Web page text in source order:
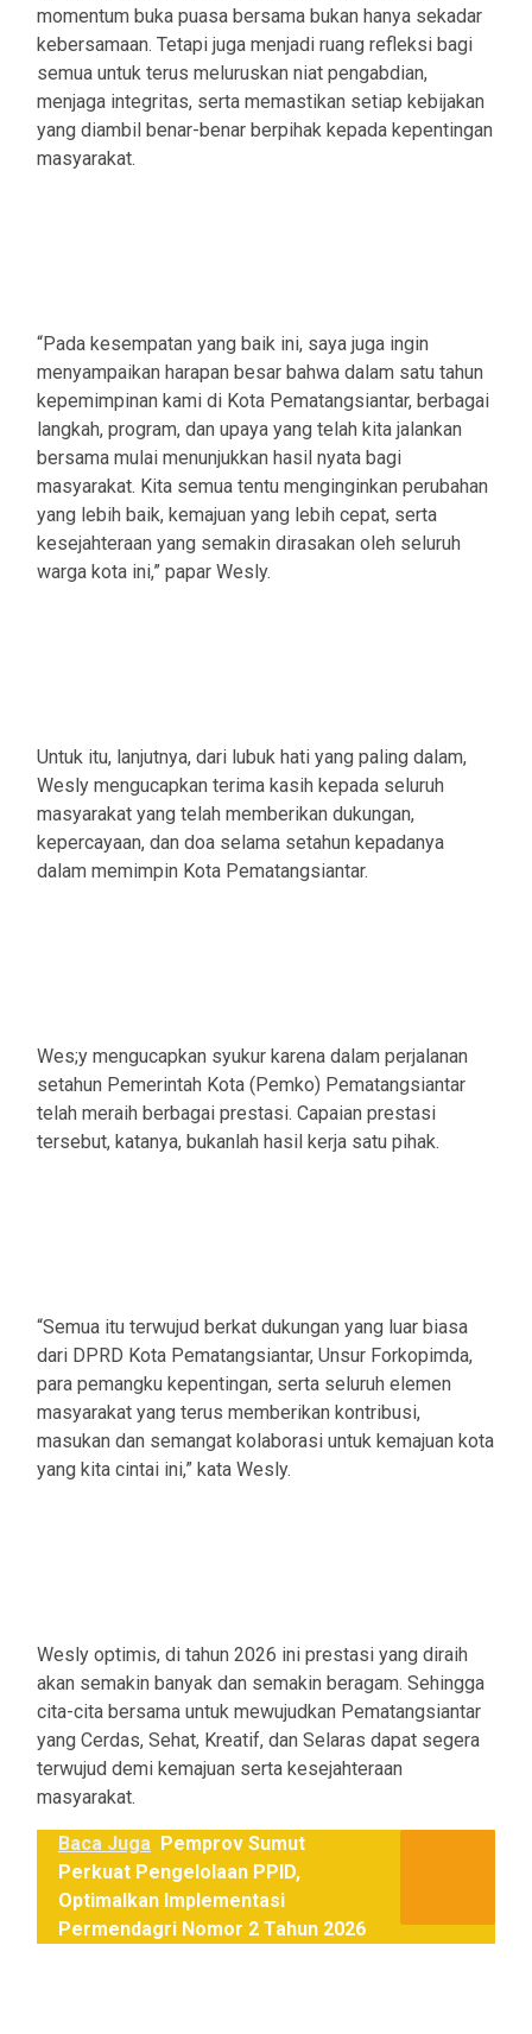
momentum buka puasa bersama bukan hanya sekadar
kebersamaan. Tetapi juga menjadi ruang refleksi bagi
semua untuk terus meluruskan niat pengabdian,
menjaga integritas, serta memastikan setiap kebijakan
yang diambil benar-benar berpihak kepada kepentingan
masyarakat.
“Pada kesempatan yang baik ini, saya juga ingin
menyampaikan harapan besar bahwa dalam satu tahun
kepemimpinan kami di Kota Pematangsiantar, berbagai
langkah, program, dan upaya yang telah kita jalankan
bersama mulai menunjukkan hasil nyata bagi
masyarakat. Kita semua tentu menginginkan perubahan
yang lebih baik, kemajuan yang lebih cepat, serta
kesejahteraan yang semakin dirasakan oleh seluruh
warga kota ini,” papar Wesly.
Untuk itu, lanjutnya, dari lubuk hati yang paling dalam,
Wesly mengucapkan terima kasih kepada seluruh
masyarakat yang telah memberikan dukungan,
kepercayaan, dan doa selama setahun kepadanya
dalam memimpin Kota Pematangsiantar.
Wes;y mengucapkan syukur karena dalam perjalanan
setahun Pemerintah Kota (Pemko) Pematangsiantar
telah meraih berbagai prestasi. Capaian prestasi
tersebut, katanya, bukanlah hasil kerja satu pihak.
“Semua itu terwujud berkat dukungan yang luar biasa
dari DPRD Kota Pematangsiantar, Unsur Forkopimda,
para pemangku kepentingan, serta seluruh elemen
masyarakat yang terus memberikan kontribusi,
masukan dan semangat kolaborasi untuk kemajuan kota
yang kita cintai ini,” kata Wesly.
Wesly optimis, di tahun 2026 ini prestasi yang diraih
akan semakin banyak dan semakin beragam. Sehingga
cita-cita bersama untuk mewujudkan Pematangsiantar
yang Cerdas, Sehat, Kreatif, dan Selaras dapat segera
terwujud demi kemajuan serta kesejahteraan
masyarakat.
Baca Juga Pemprov Sumut
Perkuat Pengelolaan PPID,
Optimalkan Implementasi
Permendagri Nomor 2 Tahun 2026